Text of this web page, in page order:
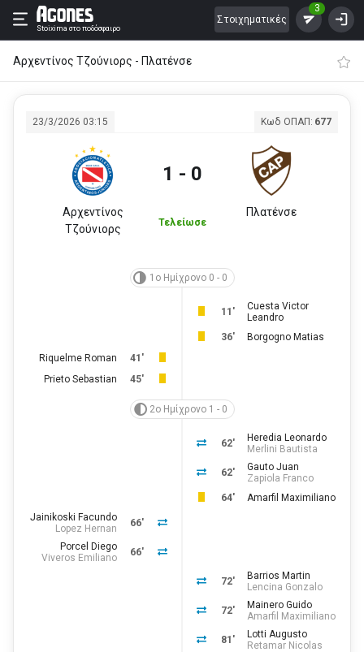
Stoixima στο ποδόσφαιρο
Στοιχηματικές
3
Αρχεντίνος Τζούνιορς - Πλατένσε
23/3/2026 03:15 Κωδ ΟΠΑΠ: 677
Αρχεντίνος
Τζούνιορς
1 - 0
Τελείωσε
Πλατένσε
1ο Ημίχρονο 0 - 0
11'
Cuesta Victor
Leandro
36'
Borgogno Matias
41'
Riquelme Roman
45'
Prieto Sebastian
2ο Ημίχρονο 1 - 0
62'
Heredia Leonardo
Merlini Bautista
62'
Gauto Juan
Zapiola Franco
64'
Amarfil Maximiliano
66'
Jainikoski Facundo
Lopez Hernan
66'
Porcel Diego
Viveros Emiliano
72'
Barrios Martin
Lencina Gonzalo
72'
Mainero Guido
Amarfil Maximiliano
81'
Lotti Augusto
Retamar Nicolas